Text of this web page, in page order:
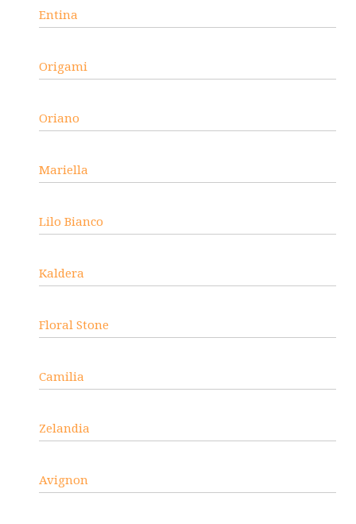
Entina
Origami
Oriano
Mariella
Lilo Bianco
Kaldera
Floral Stone
Camilia
Zelandia
Avignon